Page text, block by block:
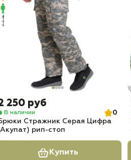
250 руб
В наличии
0
Стражник Серая Цифра
рип-стоп
Купить